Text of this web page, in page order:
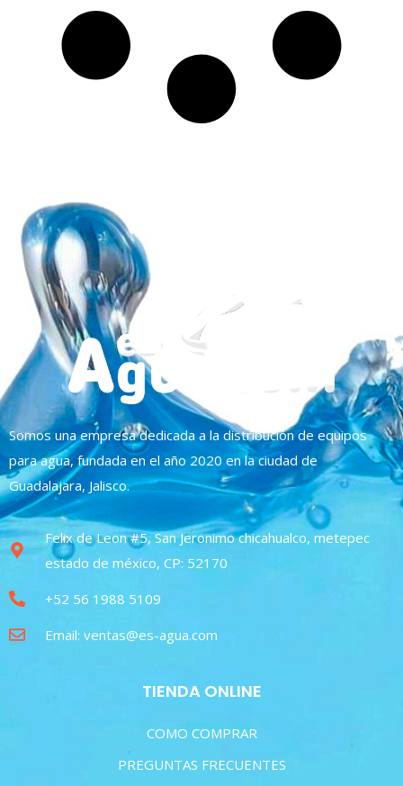
Somos una empresa dedicada a la distribución de equipos
para agua, fundada en el año 2020 en la ciudad de
Guadalajara, Jalisco.
Felix de Leon #5, San Jeronimo chicahualco, metepec
estado de méxico, CP: 52170
+52 56 1988 5109
Email: ventas@es-agua.com
TIENDA ONLINE
COMO COMPRAR
PREGUNTAS FRECUENTES